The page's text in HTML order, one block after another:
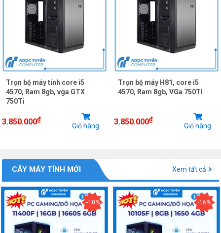
Trọn bộ máy tính core i5
4570, Ram 8gb, vga GTX
750Ti
3.850.000₫
Giỏ hàng
Trọn bộ máy H81, core i5
4570, Ram 8gb, VGa 750TI
3.850.000₫
Giỏ hàng
CÂY MÁY TÍNH MỚI Xem tất cả
--10% -16%